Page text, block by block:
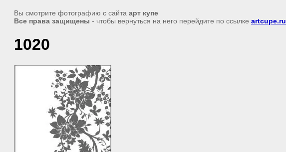
Вы смотрите фотографию с сайта арт купе
Все права защищены - чтобы вернуться на него перейдите по ссылке artcupe.ru
1020